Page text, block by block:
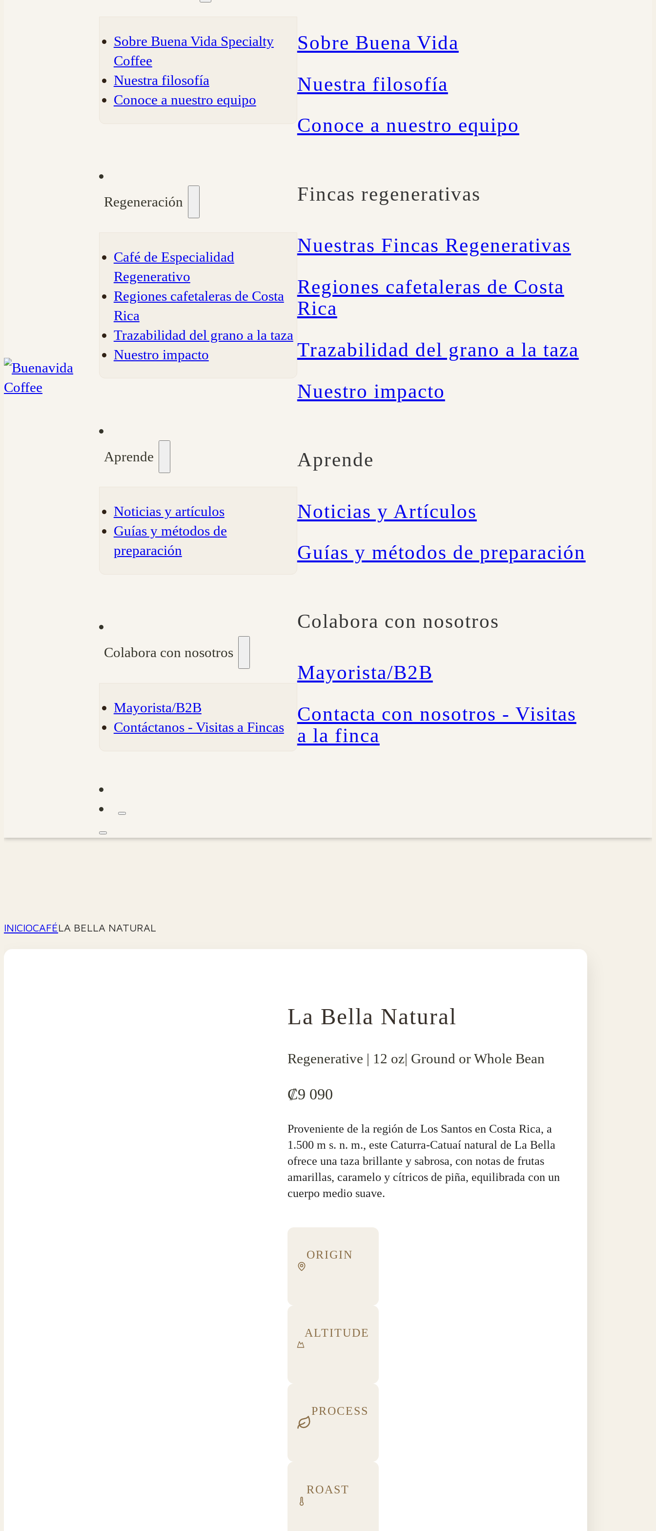
Sobre Buena Vida Specialty
Coffee
Nuestra filosofía
Conoce a nuestro equipo
Regeneración
Café de Especialidad
Regenerativo
Regiones cafetaleras de Costa
Rica
Trazabilidad del grano a la taza
Nuestro impacto
Aprende
Noticias y artículos
Guías y métodos de
preparación
Colabora con nosotros
Mayorista/B2B
Contáctanos - Visitas a Fincas
Sobre Buena Vida
Nuestra filosofía
Conoce a nuestro equipo
Fincas regenerativas
Nuestras Fincas Regenerativas
Regiones cafetaleras de Costa
Rica
Trazabilidad del grano a la taza
Nuestro impacto
Aprende
Noticias y Artículos
Guías y métodos de preparación
Colabora con nosotros
Mayorista/B2B
Contacta con nosotros - Visitas
a la finca
INICIOCAFÉLA BELLA NATURAL
La Bella Natural
Regenerative | 12 oz| Ground or Whole Bean
₡9 090
Proveniente de la región de Los Santos en Costa Rica, a
1.500 m s. n. m., este Caturra-Catuaí natural de La Bella
ofrece una taza brillante y sabrosa, con notas de frutas
amarillas, caramelo y cítricos de piña, equilibrada con un
cuerpo medio suave.
ORIGIN
ALTITUDE
PROCESS
ROAST